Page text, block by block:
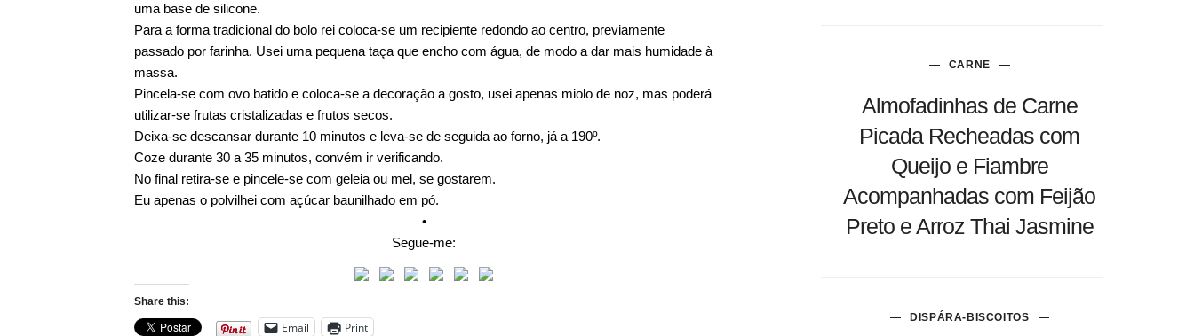
uma base de silicone.
Para a forma tradicional do bolo rei coloca-se um recipiente redondo ao centro, previamente
passado por farinha. Usei uma pequena taça que encho com água, de modo a dar mais humidade à
massa.
Pincela-se com ovo batido e coloca-se a decoração a gosto, usei apenas miolo de noz, mas poderá
utilizar-se frutas cristalizadas e frutos secos.
Deixa-se descansar durante 10 minutos e leva-se de seguida ao forno, já a 190º.
Coze durante 30 a 35 minutos, convém ir verificando.
No final retira-se e pincele-se com geleia ou mel, se gostarem.
Eu apenas o polvilhei com açúcar baunilhado em pó.
•
Segue-me:
Share this:
Email Print
CARNE
Almofadinhas de Carne
Picada Recheadas com
Queijo e Fiambre
Acompanhadas com Feijão
Preto e Arroz Thai Jasmine
DISPÁRA-BISCOITOS